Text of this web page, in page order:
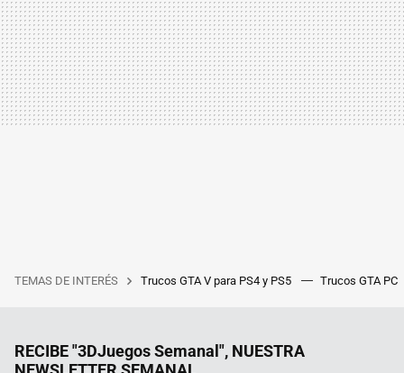
TEMAS DE INTERÉS Trucos GTA V para PS4 y PS5 Trucos GTA PC
RECIBE "3DJuegos Semanal", NUESTRA